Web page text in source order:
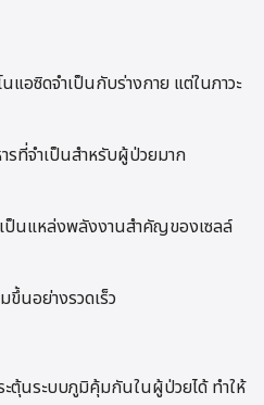
แอซิดจำเป็นกับร่างกาย แต่ในภาวะ
รที่จำเป็นสำหรับผู้ป่วยมาก
ป็นแหล่งพลังงานสำคัญของเซลล์
ขึ้นอย่างรวดเร็ว
ตุ้นระบบภูมิคุ้มกันในผู้ป่วยได้ ทำให้